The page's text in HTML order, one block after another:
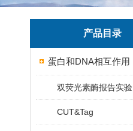
产品目录
蛋白和DNA相互作用
双荧光素酶报告实验
CUT&Tag